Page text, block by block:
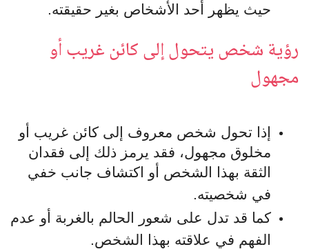
حيث يظهر أحد الأشخاص بغير حقيقته.
رؤية شخص يتحول إلى كائن غريب أو
مجهول
إذا تحول شخص معروف إلى كائن غريب أو
مخلوق مجهول، فقد يرمز ذلك إلى فقدان
الثقة بهذا الشخص أو اكتشاف جانب خفي
في شخصيته.
كما قد تدل على شعور الحالم بالغربة أو عدم
الفهم في علاقته بهذا الشخص.